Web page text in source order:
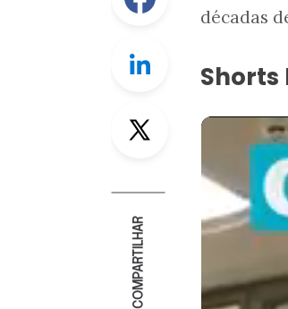
Twitter
COMPARTILHAR
décadas
Shorts